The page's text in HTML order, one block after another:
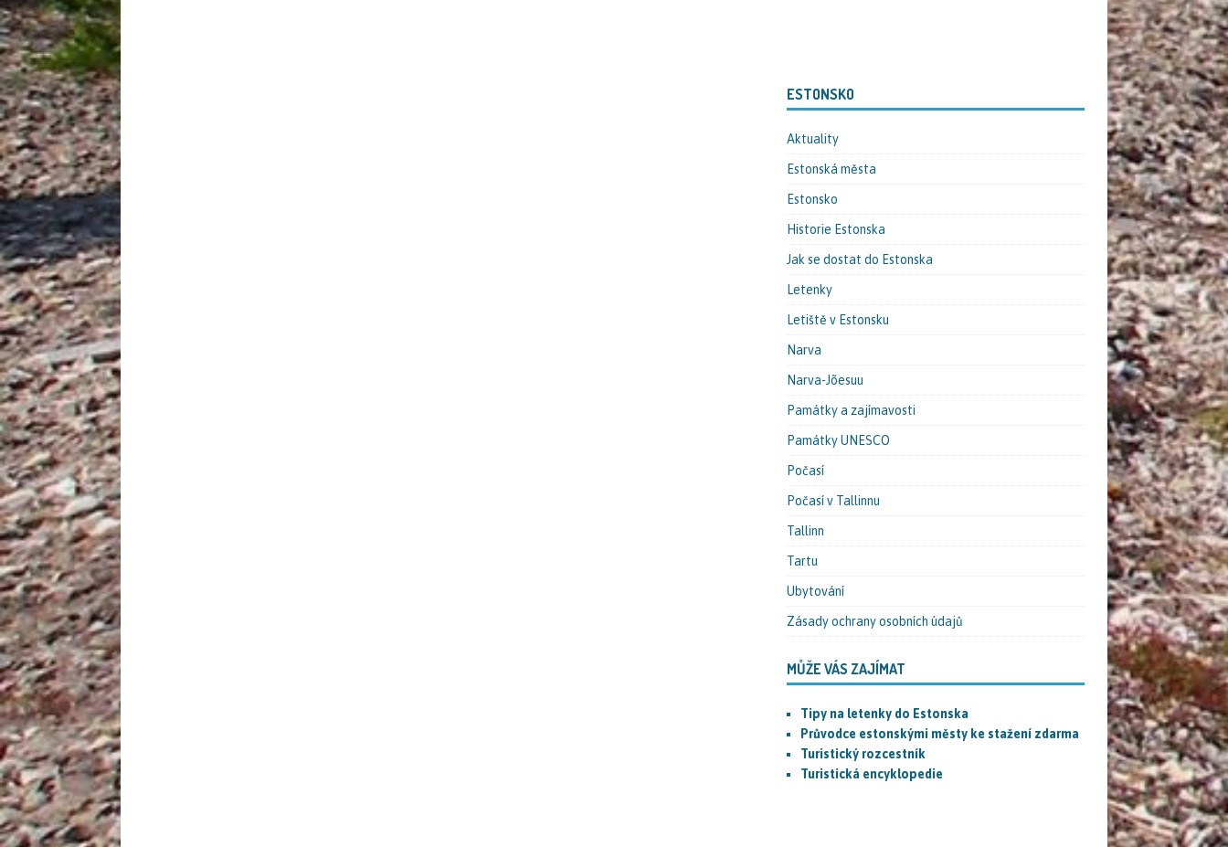
ESTONSKO
Aktuality
Estonská města
Estonsko
Historie Estonska
Jak se dostat do Estonska
Letenky
Letiště v Estonsku
Narva
Narva-Jõesuu
Památky a zajímavosti
Památky UNESCO
Počasí
Počasí v Tallinnu
Tallinn
Tartu
Ubytování
Zásady ochrany osobních údajů
MŮŽE VÁS ZAJÍMAT
Tipy na letenky do Estonska
Průvodce estonskými městy ke stažení zdarma
Turistický rozcestník
Turistická encyklopedie